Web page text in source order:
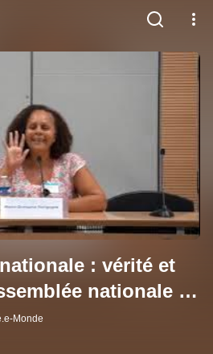
: vérité et
nationale
IAM
Monde